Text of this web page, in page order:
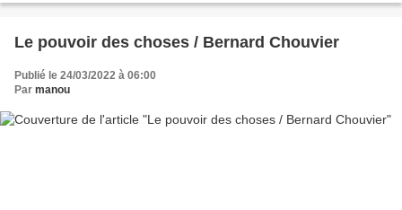
Le pouvoir des choses / Bernard Chouvier
Publié le 24/03/2022 à 06:00
Par manou